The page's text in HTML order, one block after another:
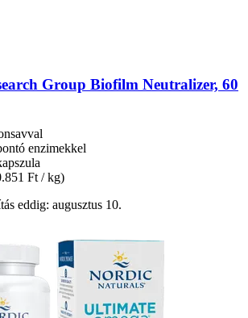
Group Biofilm Neutralizer, 60
enzimekkel
Ft / kg)
eddig: augusztus 10.